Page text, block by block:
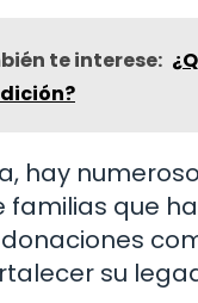
te interese:
hay
familias que
su